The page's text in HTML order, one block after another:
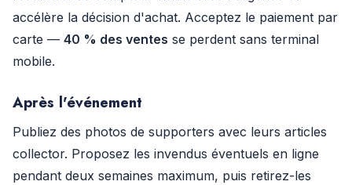
accélère la décision d'achat. Acceptez le paiement par
carte — 40 % des ventes se perdent sans terminal
mobile.
Après l'événement
Publiez des photos de supporters avec leurs articles
collector. Proposez les invendus éventuels en ligne
pendant deux semaines maximum, puis retirez-les